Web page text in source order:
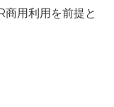
商用利用を前提と